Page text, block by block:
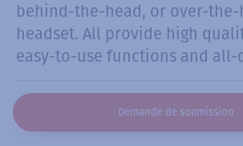
behind-the-head, or over-the-
headset. All provide high
easy-to-use functions and all-
Demande de soumission